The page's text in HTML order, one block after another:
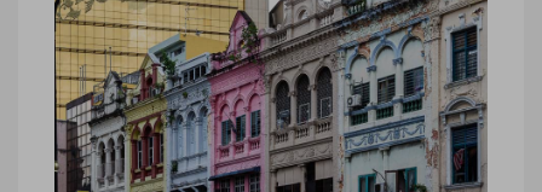
architecture-Kuala_Lumpur-©-
Marie-Ange_Ostre-7319
Malaisie, architecture Kuala Lumpur
©Marie-Ange Ostré